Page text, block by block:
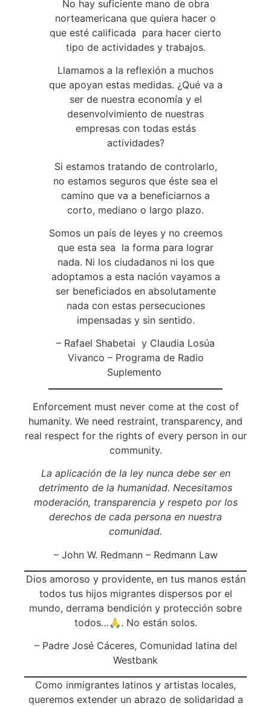
No hay suficiente mano de obra
norteamericana que quiera hacer o
que esté calificada para hacer cierto
tipo de actividades y trabajos.
Llamamos a la reflexión a muchos
que apoyan estas medidas. ¿Qué va a
ser de nuestra economía y el
desenvolvimiento de nuestras
empresas con todas estás
actividades?
Si estamos tratando de controlarlo,
no estamos seguros que éste sea el
camino que va a beneficiarnos a
corto, mediano o largo plazo.
Somos un país de leyes y no creemos
que esta sea la forma para lograr
nada. Ni los ciudadanos ni los que
adoptamos a esta nación vayamos a
ser beneficiados en absolutamente
nada con estas persecuciones
impensadas y sin sentido.
– Rafael Shabetai y Claudia Losúa
Vivanco – Programa de Radio
Suplemento
Enforcement must never come at the cost of
humanity. We need restraint, transparency, and
real respect for the rights of every person in our
community.
La aplicación de la ley nunca debe ser en
detrimento de la humanidad. Necesitamos
moderación, transparencia y respeto por los
derechos de cada persona en nuestra
comunidad.
– John W. Redmann – Redmann Law
Dios amoroso y providente, en tus manos están
todos tus hijos migrantes dispersos por el
mundo, derrama bendición y protección sobre
todos…🙏. No están solos.
– Padre José Cáceres, Comunidad latina del
Westbank
Como inmigrantes latinos y artistas locales,
queremos extender un abrazo de solidaridad a